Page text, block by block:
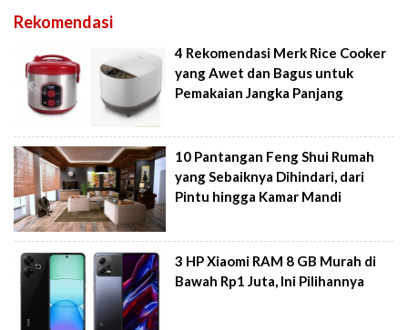
Rekomendasi
4 Rekomendasi Merk Rice Cooker
yang Awet dan Bagus untuk
Pemakaian Jangka Panjang
10 Pantangan Feng Shui Rumah
yang Sebaiknya Dihindari, dari
Pintu hingga Kamar Mandi
3 HP Xiaomi RAM 8 GB Murah di
Bawah Rp1 Juta, Ini Pilihannya